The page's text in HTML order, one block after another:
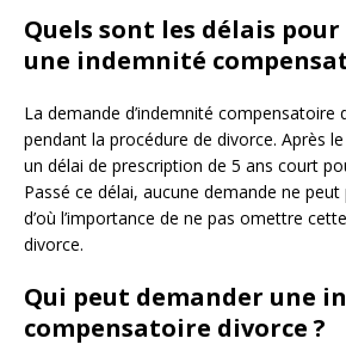
Quels sont les délais
une indemnité
La demande d’indemnité
pendant la procédure de divorce. Après
un délai de prescription de 5 ans court
Passé ce délai, aucune demande ne
d’où l’importance de ne pas omettre
divorce.
Qui peut demander une
compensatoire divorce ?